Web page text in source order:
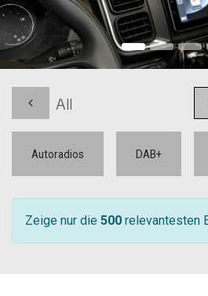
All
Autoradios DAB+
Zeige nur die 500 relevantesten